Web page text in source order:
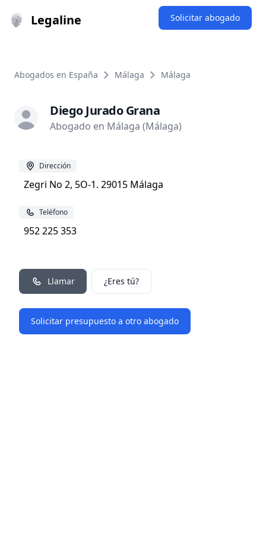
Legaline Solicitar abogado
Abogados en España Málaga Málaga
Diego Jurado Grana
Abogado en Málaga (Málaga)
Dirección
Zegri No 2, 5O-1. 29015 Málaga
Teléfono
952 225 353
Llamar ¿Eres tú?
Solicitar presupuesto a otro abogado